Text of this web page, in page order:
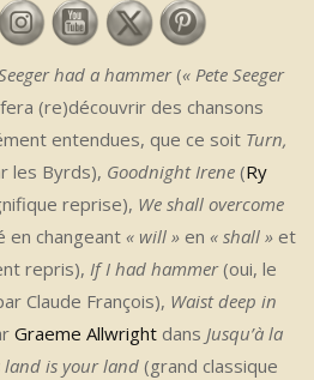
had a hammer(« Pete Seeger
(re)découvrir des chansons
entendues, que ce soit Turn,
les Byrds), Goodnight Irene (Ry
reprise), We shall overcome
en changeant « will » en « shall » et
repris), If I had hammer(oui, le
Claude François), Waist deep in
Graeme Allwright dans Jusqu’à la
land is your land (grand classique